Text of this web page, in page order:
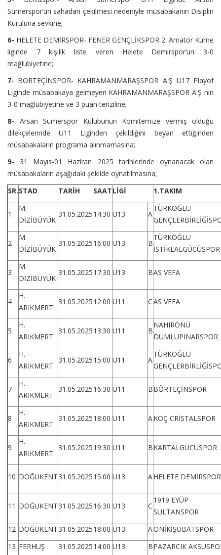
Sümerspor’un sahadan çekilmesi nedeniyle müsabakanın Disiplin
Kuruluna sevkine;
6- HELETE DEMİRSPOR- FENER GENÇLİKSPOR 2. Amatör Küme
liginde 7 kişilik liste veren Helete Demirspor’un 3-0
mağlubiyetine;
7- BÖRTEÇİNSPOR- KAHRAMANMARAŞSPOR A.Ş U17 Playof
Liginde müsabakaya gelmeyen KAHRAMANMARAŞSPOR A.Ş nin
3-0 mağlubiyetine ve 3 puan tenziline;
8- Arsan Sümerspor Kulübünün Komitemize vermiş olduğu
dilekçelerinde U11 Liginden çekildiğini beyan ettiğinden
müsabakaların programa alınmamasına;
9- 31 Mayıs-01 Haziran 2025 tarihlerinde oynanacak olan
müsabakaların aşağıdaki şekilde oynatılmasına;
SR.STAD TARİH SAATLİGİ 1.TAKIM
1
M.
DİZİBÜYÜK
31.05.202514:30 U13 A
TÜRKOĞLU
2
M.
DİZİBÜYÜK
31.05.202516:00 U13 B
TÜRKOĞLU
İSTİKLALGÜCÜSPOR
3
M.
DİZİBÜYÜK
31.05.202517:30 U13 BAS VEFA
4
H.
ARIKMERT
31.05.202512:00 U11 CAS VEFA
5
H.
ARIKMERT
31.05.202513:30 U11 B
NAHIRÖNÜ
DUMLUPINARSPOR
6
H.
ARIKMERT
31.05.202515:00 U11 A
TÜRKOĞLU
7
H.
ARIKMERT
31.05.202516:30 U11 BBÖRTEÇİNSPOR
8
H.
ARIKMERT
31.05.202518:00 U11 AKOÇ CRİSTALSPOR
9
H.
ARIKMERT
31.05.202519:30 U11 BKARTALGÜCÜSPOR
10 DOĞUKENT31.05.202515:00 U13 AHELETE DEMİRSPOR
11 DOĞUKENT31.05.202516:30 U13 C
1919 EYÜP
SULTANSPOR
12 DOĞUKENT31.05.202518:00 U13 AONİKİŞUBATSPOR
13 FERHUŞ 31.05.202514:00 U13 BPAZARCIK